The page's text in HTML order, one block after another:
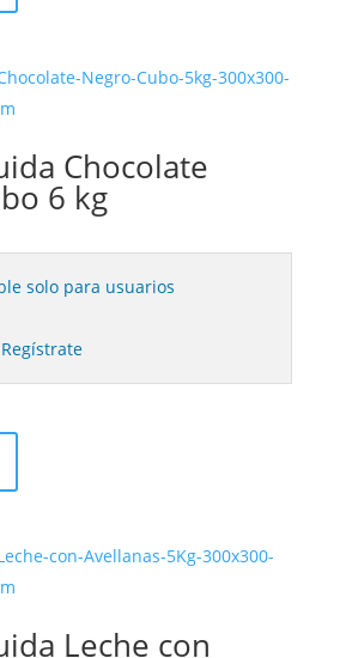
Chocolate
6 kg
solo para usuarios
Leche con